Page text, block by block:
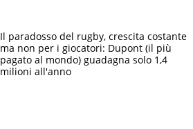
Il paradosso del rugby, crescita costante
ma non per i giocatori: Dupont (il più
pagato al mondo) guadagna solo 1,4
milioni all'anno